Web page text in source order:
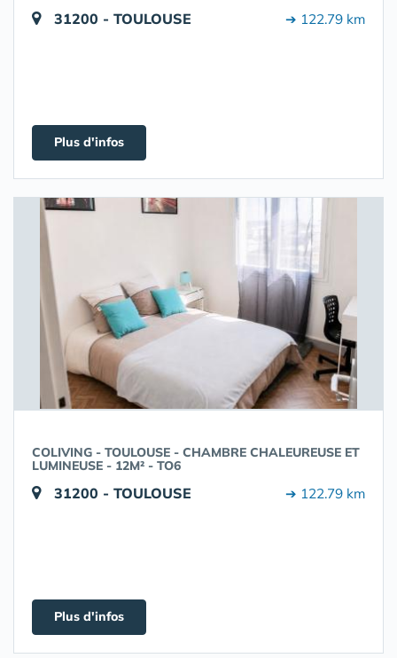
31200 - TOULOUSE ➔ 122.79 km
Plus d'infos
COLIVING - TOULOUSE - CHAMBRE CHALEUREUSE ET
LUMINEUSE - 12M² - TO6
31200 - TOULOUSE ➔ 122.79 km
Plus d'infos